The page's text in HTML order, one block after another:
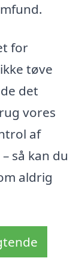
for
tøve
det
vores
af
så kan du
aldrig